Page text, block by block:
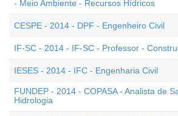
- Meio Ambiente - Recursos Hídricos
CESPE - 2014 - DPF - Engenheiro Civil
IF-SC - 2014 - IF-SC - Professor -
IESES - 2014 - IFC - Engenharia Civil
FUNDEP - 2014 - COPASA - Analista de
Hidrologia